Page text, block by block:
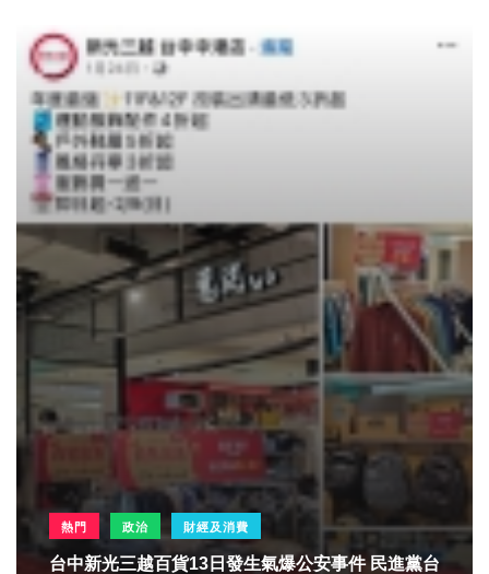
熱門 政治 財經及消費
台中新光三越百貨13日發生氣爆公安事件 民進黨台